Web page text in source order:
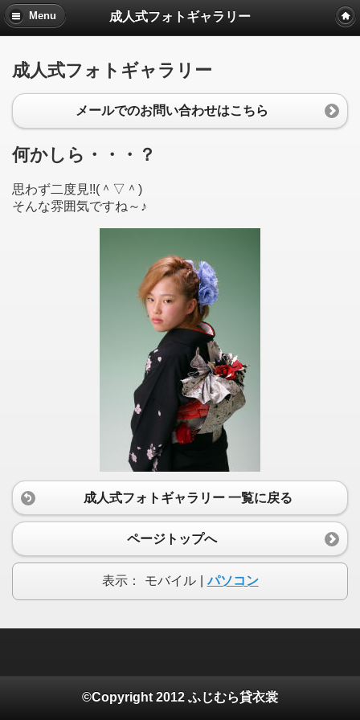
Menu 成人式フォトギャラリー
成人式フォトギャラリー
メールでのお問い合わせはこちら
何かしら・・・？
思わず二度見!!(＾▽＾)
そんな雰囲気ですね～♪
成人式フォトギャラリー 一覧に戻る
ページトップへ
表示： モバイル パソコン
©Copyright 2012 ふじむら貸衣裳